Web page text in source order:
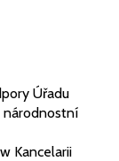
Úřadu
národnostní
Kancelarii